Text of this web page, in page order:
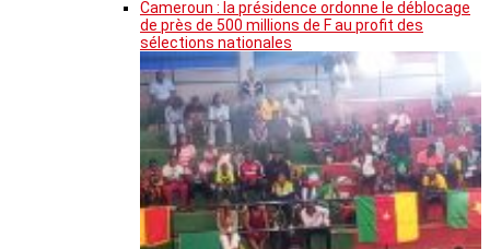
Cameroun : la présidence ordonne le déblocage
de près de 500 millions de F au profit des
sélections nationales